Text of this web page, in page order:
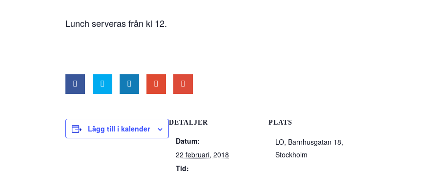
Lunch serveras från kl 12.
Lägg till i kalender
DETALJER
Datum:
22 februari, 2018
Tid:
PLATS
LO, Barnhusgatan 18,
Stockholm